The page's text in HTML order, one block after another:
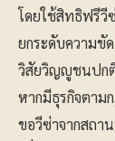
โดยใช้สิทธิฟรีวี
ยกระดับความขั
วิสัยวิญญูชนปกติ
หากมีธุรกิจตาม
ขอวีซ่าจากสถา